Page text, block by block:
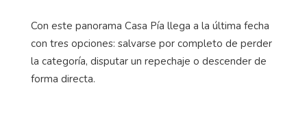
Con este panorama Casa Pía llega a la última fecha
con tres opciones: salvarse por completo de perder
la categoría, disputar un repechaje o descender de
forma directa.